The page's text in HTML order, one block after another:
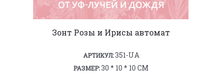
Зонт Розы и Ирисы автомат
АРТИКУЛ:351-UA
РАЗМЕР:30 * 10 * 10 СМ